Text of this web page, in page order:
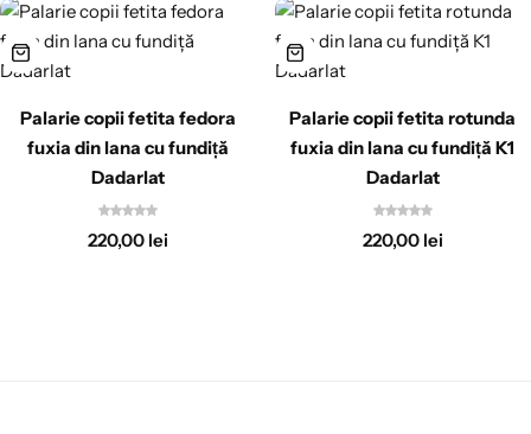
Palarie copii fetita fedora
fuxia din lana cu fundiță
Dadarlat
220,00 lei
Palarie copii fetita rotunda
fuxia din lana cu fundiță K1
Dadarlat
220,00 lei